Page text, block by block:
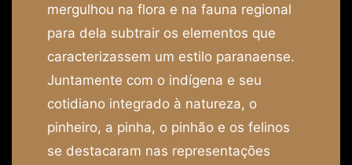
mergulhou na flora e na fauna regional
para dela subtrair os elementos que
caracterizassem um estilo paranaense.
Juntamente com o indígena e seu
cotidiano integrado à natureza, o
pinheiro, a pinha, o pinhão e os felinos
se destacaram nas representações